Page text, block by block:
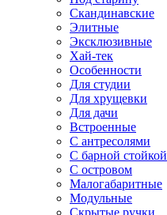
Скандинавские
Элитные
Эксклюзивные
Хай-тек
Особенности
Для студии
Для хрущевки
Для дачи
Встроенные
С антресолями
С барной стойкой
С островом
Малогабаритные
Модульные
Скрытые ручки